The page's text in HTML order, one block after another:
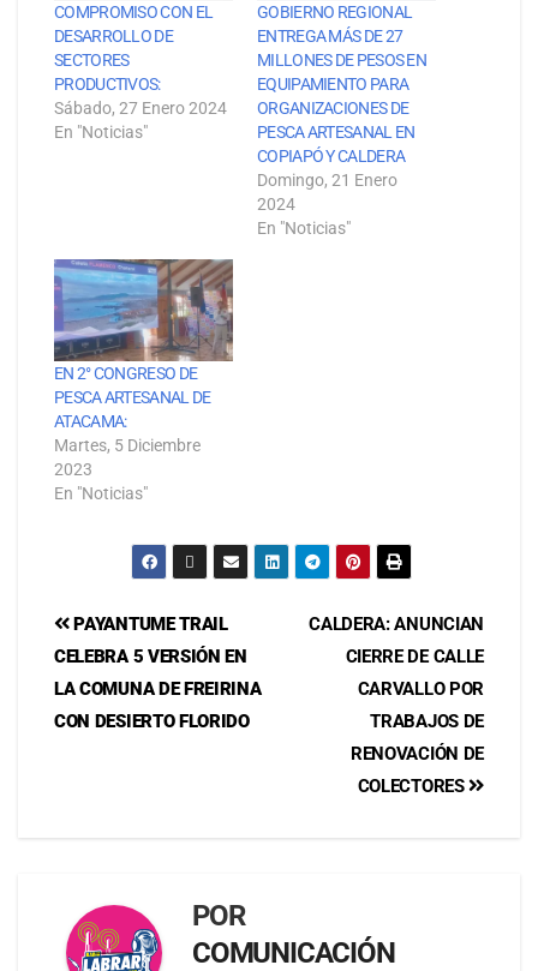
COMPROMISO CON EL
DESARROLLO DE
SECTORES
PRODUCTIVOS:
Sábado, 27 Enero 2024
En "Noticias"
GOBIERNO REGIONAL
ENTREGA MÁS DE 27
MILLONES DE PESOS EN
EQUIPAMIENTO PARA
ORGANIZACIONES DE
PESCA ARTESANAL EN
COPIAPÓ Y CALDERA
Domingo, 21 Enero
2024
En "Noticias"
EN 2° CONGRESO DE
PESCA ARTESANAL DE
ATACAMA:
Martes, 5 Diciembre
2023
En "Noticias"
CALDERA: ANUNCIAN
CIERRE DE CALLE
CARVALLO POR
TRABAJOS DE
RENOVACIÓN DE
COLECTORES
PAYANTUME TRAIL
CELEBRA 5 VERSIÓN EN
LA COMUNA DE FREIRINA
CON DESIERTO FLORIDO
POR
COMUNICACIÓN